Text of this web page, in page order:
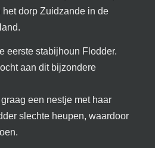
dorp Zuidzande in de
eerste stabijhoun Flodder.
aan dit bijzondere
een nestje met haar
slechte heupen, waardoor